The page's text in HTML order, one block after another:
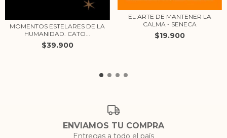
MOMENTOS ESTELARES DE LA
HUMANIDAD. CATO...
$39.900
EL ARTE DE MANTENER LA
CALMA - SENECA
$19.900
ENVIAMOS TU COMPRA
Entregas a todo el país